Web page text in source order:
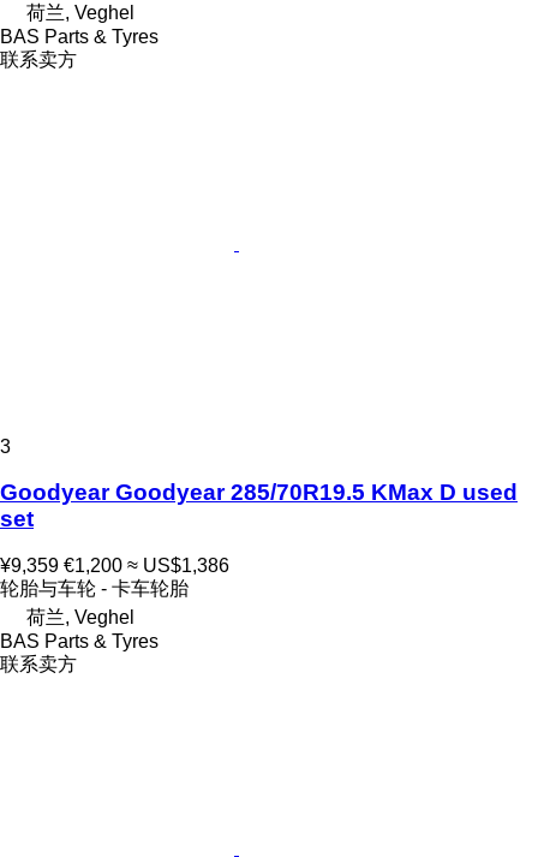
荷兰, Veghel
BAS Parts & Tyres
联系卖方
3
Goodyear Goodyear 285/70R19.5 KMax D used
set
¥9,359 €1,200 ≈ US$1,386
轮胎与车轮 - 卡车轮胎
荷兰, Veghel
BAS Parts & Tyres
联系卖方